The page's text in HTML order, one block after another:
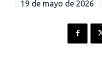
19 de mayo de 2026